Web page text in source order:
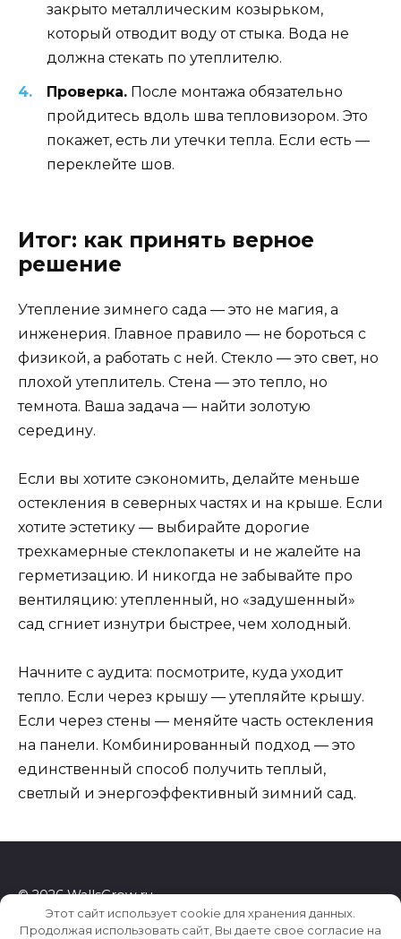
закрыто металлическим козырьком,
который отводит воду от стыка. Вода не
должна стекать по утеплителю.
Проверка. После монтажа обязательно
пройдитесь вдоль шва тепловизором. Это
покажет, есть ли утечки тепла. Если есть —
переклейте шов.
Итог: как принять верное
решение
Утепление зимнего сада — это не магия, а
инженерия. Главное правило — не бороться с
физикой, а работать с ней. Стекло — это свет, но
плохой утеплитель. Стена — это тепло, но
темнота. Ваша задача — найти золотую
середину.
Если вы хотите сэкономить, делайте меньше
остекления в северных частях и на крыше. Если
хотите эстетику — выбирайте дорогие
трехкамерные стеклопакеты и не жалейте на
герметизацию. И никогда не забывайте про
вентиляцию: утепленный, но «задушенный»
сад сгниет изнутри быстрее, чем холодный.
Начните с аудита: посмотрите, куда уходит
тепло. Если через крышу — утепляйте крышу.
Если через стены — меняйте часть остекления
на панели. Комбинированный подход — это
единственный способ получить теплый,
светлый и энергоэффективный зимний сад.
© 2026 WallsGrow.ru
Этот сайт использует cookie для хранения данных.
Продолжая использовать сайт, Вы даете свое согласие на